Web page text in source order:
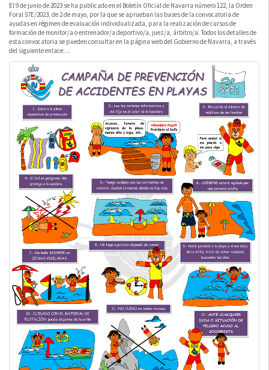
El 9 de junio de 2023 se ha publicado en el Boletín Oficial de Navarra número 122, la Orden
Foral 57E/2023, de 2 de mayo, por la que se aprueban las bases de la convocatoria de
ayudas en régimen de evaluación individualizada, para la realización de cursos de
formación de monitor/a o entrenador/a deportivo/a, juez/a, árbitro/a. Todos los detalles de
esta convocatoria se pueden consultar en la página web del Gobierno de Navarra, a través
del siguiente enlace:...